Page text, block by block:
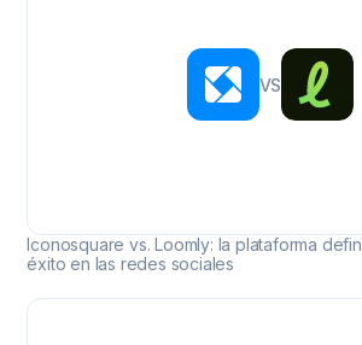
VS
Iconosquare vs. Loomly: la plataforma
éxito en las redes sociales